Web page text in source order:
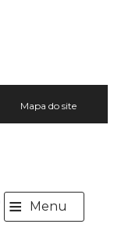
Mapa do site
≡ Menu